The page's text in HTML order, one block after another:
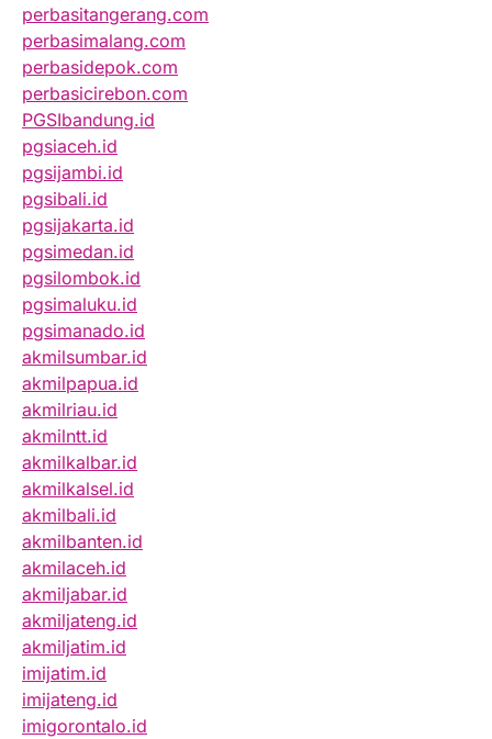
perbasitangerang.com
perbasimalang.com
perbasidepok.com
perbasicirebon.com
PGSIbandung.id
pgsiaceh.id
pgsijambi.id
pgsibali.id
pgsijakarta.id
pgsimedan.id
pgsilombok.id
pgsimaluku.id
pgsimanado.id
akmilsumbar.id
akmilpapua.id
akmilriau.id
akmilntt.id
akmilkalbar.id
akmilkalsel.id
akmilbali.id
akmilbanten.id
akmilaceh.id
akmiljabar.id
akmiljateng.id
akmiljatim.id
imijatim.id
imijateng.id
imigorontalo.id